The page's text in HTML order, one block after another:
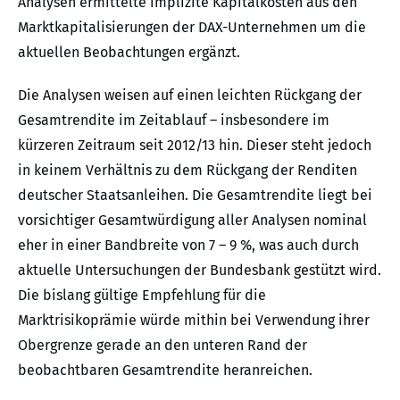
Marktkapitalisierungen der DAX-Unternehmen um die
aktuellen Beobachtungen ergänzt.
Die Analysen weisen auf einen leichten Rückgang der
Gesamtrendite im Zeitablauf – insbesondere im
kürzeren Zeitraum seit 2012/13 hin. Dieser steht jedoch
in keinem Verhältnis zu dem Rückgang der Renditen
deutscher Staatsanleihen. Die Gesamtrendite liegt bei
vorsichtiger Gesamtwürdigung aller Analysen nominal
eher in einer Bandbreite von 7 – 9 %, was auch durch
aktuelle Untersuchungen der Bundesbank gestützt wird.
Die bislang gültige Empfehlung für die
Marktrisikoprämie würde mithin bei Verwendung ihrer
Obergrenze gerade an den unteren Rand der
beobachtbaren Gesamtrendite heranreichen.